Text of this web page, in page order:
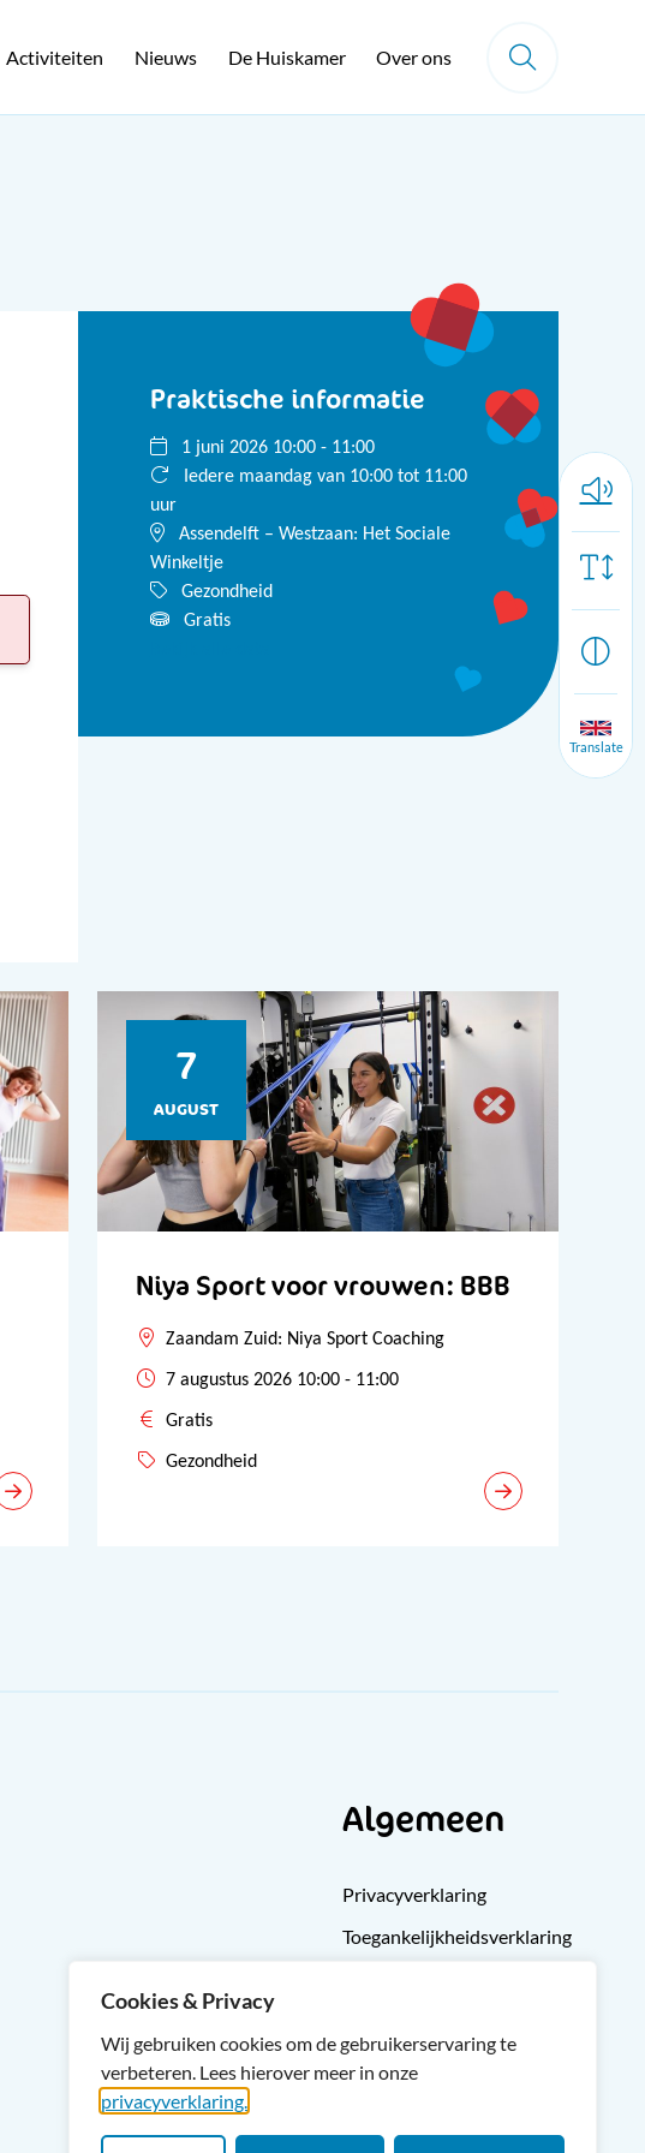
Cookies & Privacy
Wij gebruiken cookies om de gebruikerservaring te
verbeteren. Lees hierover meer in onze
privacyverklaring.
Activiteiten Nieuws De Huiskamer Over ons
Translate
Praktische informatie
1 juni 2026 10:00 - 11:00
Iedere maandag van 10:00 tot 11:00
uur
Assendelft – Westzaan: Het Sociale
Winkeltje
Gezondheid
Gratis
Niya Sport voor vrouwen: BBB
7
AUGUST
Zaandam Zuid: Niya Sport Coaching
7 augustus 2026 10:00 - 11:00
Gratis
Gezondheid
Algemeen
Privacyverklaring
Toegankelijkheidsverklaring
Sitemap